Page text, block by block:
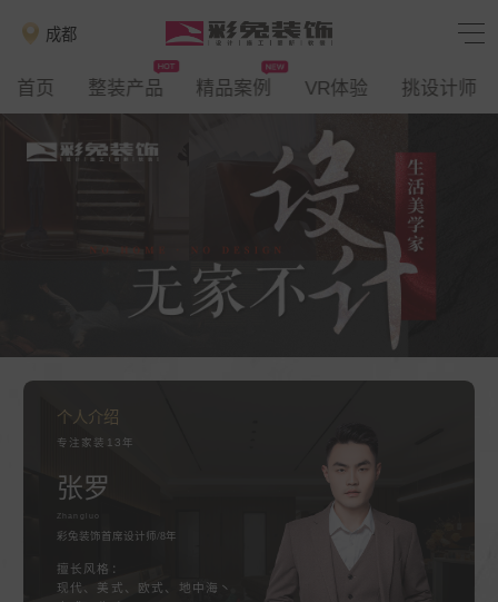
成都
首页 整装产品 精品案例 VR体验 挑设计师
个人介绍
专注家装13年
张罗
Zhangluo
彩兔装饰首席设计师/8年
擅长风格：
现代、美式、欧式、地中海丶